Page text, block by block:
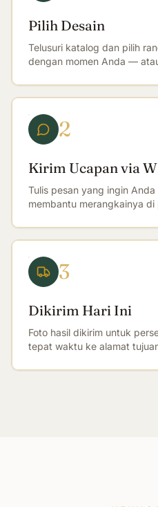
Pilih Desain
Telusuri katalog dan pilih
dengan momen Anda —
2
Kirim Ucapan via
Tulis pesan yang ingin
membantu merangkainya
3
Dikirim Hari Ini
Foto hasil dikirim untuk
tepat waktu ke alamat